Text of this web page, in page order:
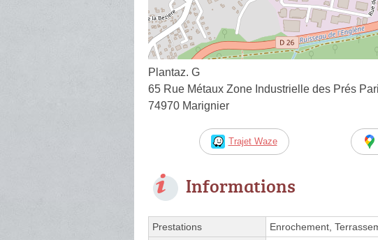
Plantaz. G
65 Rue Métaux Zone Industrielle des Prés
74970 Marignier
Trajet Waze
Informations
Prestations
Enrochement,